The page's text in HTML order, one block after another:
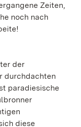
Zeiten,
noch nach
der
durchdachten
paradiesische
diese